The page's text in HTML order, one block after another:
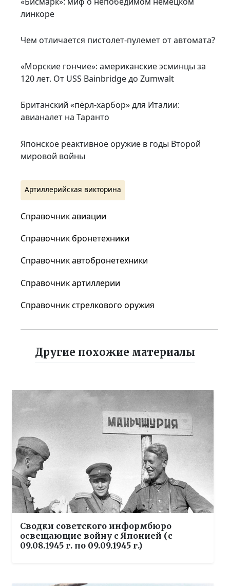
линкоре
Чем отличается пистолет-пулемет от автомата?
«Морские гончие»: американские эсминцы за
120 лет. От USS Bainbridge до Zumwalt
Британский «пёрл-харбор» для Италии:
авианалет на Таранто
Японское реактивное оружие в годы Второй
мировой войны
Артиллерийская викторина
Справочник авиации
Справочник бронетехники
Справочник автобронетехники
Справочник артиллерии
Справочник стрелкового оружия
Другие похожие материалы
Сводки советского информбюро
освещающие войну с Японией (с
09.08.1945 г. по 09.09.1945 г.)